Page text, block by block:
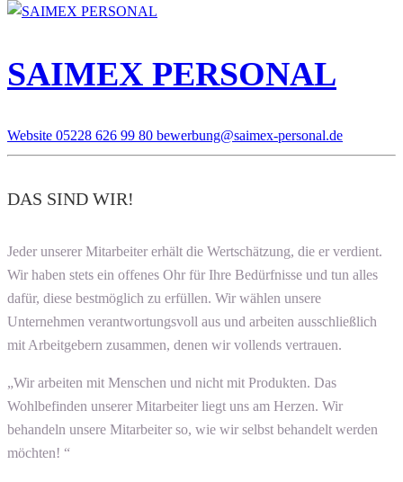
SAIMEX PERSONAL
Website 05228 626 99 80 bewerbung@saimex-personal.de
DAS SIND WIR!
Jeder unserer Mitarbeiter erhält die Wertschätzung, die er verdient.
Wir haben stets ein offenes Ohr für Ihre Bedürfnisse und tun alles
dafür, diese bestmöglich zu erfüllen. Wir wählen unsere
Unternehmen verantwortungsvoll aus und arbeiten ausschließlich
mit Arbeitgebern zusammen, denen wir vollends vertrauen.
„Wir arbeiten mit Menschen und nicht mit Produkten. Das
Wohlbefinden unserer Mitarbeiter liegt uns am Herzen. Wir
behandeln unsere Mitarbeiter so, wie wir selbst behandelt werden
möchten! “